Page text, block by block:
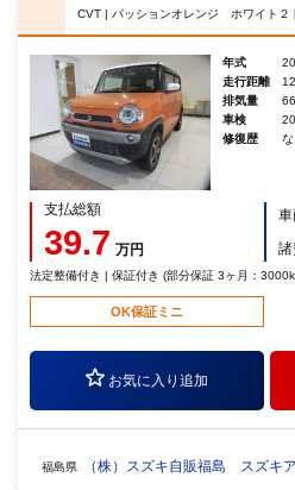
CVT | パッションオレンジ ホワイト２
年式
走行距離
排気量
車検
修復歴
な
支払総額
39.7 万円
諸
法定整備付き | 保証付き (部分保証 3ヶ月：
OK保証ミニ
お気に入り追加
福島県 （株）スズキ自販福島 スズキ